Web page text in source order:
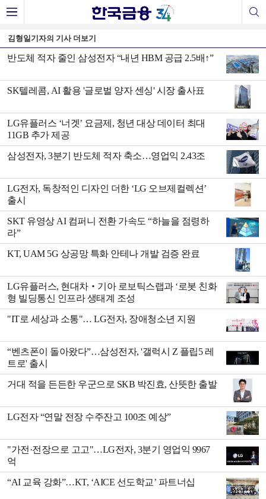
김형일기자의 기사 더보기
반도체 적자 줄인 삼성전자 “내년 HBM 공급 2.5배↑”
SK텔레콤, AI 활용 '글로벌 양자 센싱' 시장 출사표
LG유플러스 ‘너겟’ 요금제, 청년 대상 데이터 최대
11GB 추가 제공
삼성전자, 3분기 반도체 적자 축소…영업익 2.43조
LG전자, 독창적인 디자인 더한 ‘LG 오브제컬렉션’
출시
SKT 유영상 AI 컴퍼니 전환 가속도 “하늘을 점령하
라”
KT, UAM 5G 상공망 특화 안테나 개발 검증 완료
LG유플러스, 현대차‧기아 로보틱스랩과 ‘로봇 친화
형 빌딩통신 인프라 생태계 조성
"IT로 세상과 소통"… LG전자, 장애청소년 지원
“벤츠폰이 돌아왔다”…삼성전자, '갤럭시 Z 플립5 레
트로' 출시
거대 적을 든든한 우군으로 SKB 박진효, 산뜻한 출발
LG전자 “연말 전장 수주잔고 100조 예상”
"가전·전장으로 고고"…LG전자, 3분기 영업익 9967
억
“AI 교육 강화”…KT, ‘AICE 선도학교’ 파트너십